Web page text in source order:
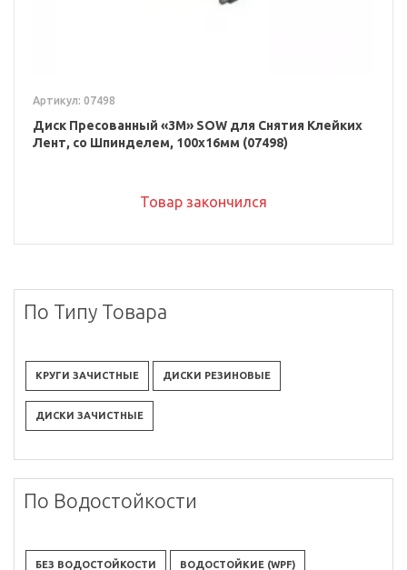
Артикул: 07498
Диск Пресованный «3M» SOW для Снятия Клейких
Лент, со Шпинделем, 100x16мм (07498)
Товар закончился
По Типу Товара
КРУГИ ЗАЧИСТНЫЕ ДИСКИ РЕЗИНОВЫЕ
ДИСКИ ЗАЧИСТНЫЕ
По Водостойкости
БЕЗ ВОДОСТОЙКОСТИ ВОДОСТОЙКИЕ (WPF)